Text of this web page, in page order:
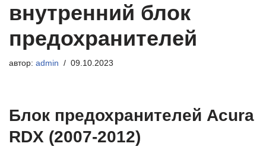
внутренний блок
предохранителей
автор: admin 09.10.2023
Блок предохранителей Acura
RDX (2007-2012)